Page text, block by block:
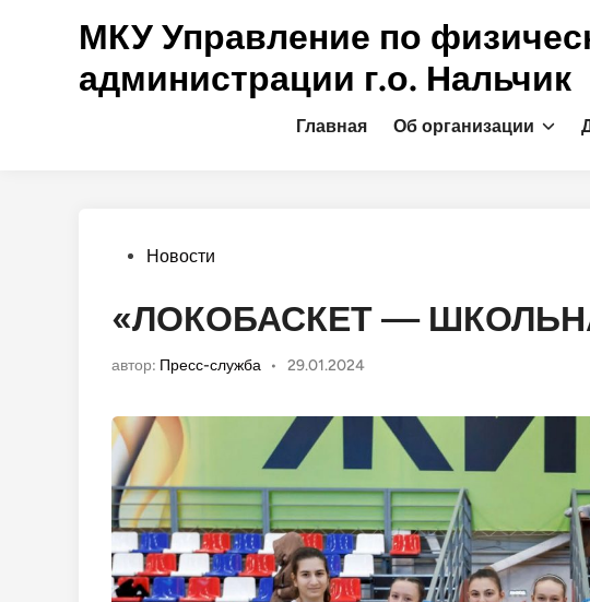
МКУ Управление по
администрации г.о. Нальчик
Главная Об организации
Опубликовано
Новости
«ЛОКОБАСКЕТ —
автор: Пресс-служба • 29.01.2024